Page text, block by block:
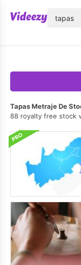
Tapas Metraje De
88 royalty free stock